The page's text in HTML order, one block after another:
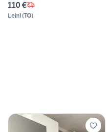
110 €
Leini(TO)